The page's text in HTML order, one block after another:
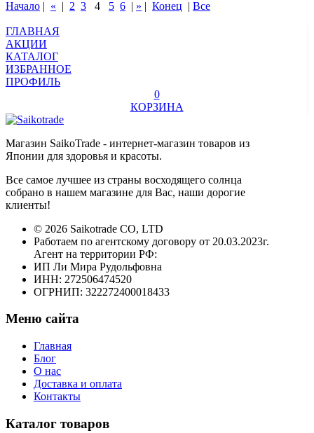
Начало | « | 2 3 4 5 6 | » | Конец | Все
ГЛАВНАЯ
АКЦИИ
КАТАЛОГ
ИЗБРАННОЕ
ПРОФИЛЬ
0
КОРЗИНА
Магазин SaikoTrade - интернет-магазин товаров из
Японии для здоровья и красоты.
Все самое лучшее из страны восходящего солнца
собрано в нашем магазине для Вас, наши дорогие
клиенты!
© 2026 Saikotrade CO, LTD
Работаем по агентскому договору от 20.03.2023г.
Агент на территории РФ:
ИП Ли Мира Рудольфовна
ИНН: 272506474520
ОГРНИП: 322272400018433
Меню сайта
Главная
Блог
О нас
Доставка и оплата
Контакты
Каталог товаров